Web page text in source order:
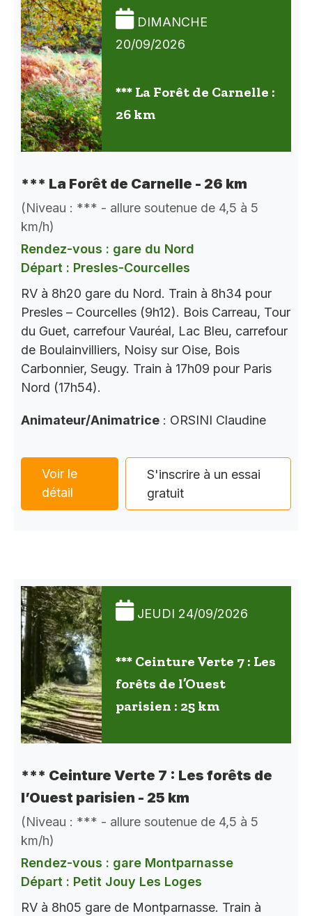
DIMANCHE
20/09/2026
*** La Forêt de Carnelle :
26 km
*** La Forêt de Carnelle - 26 km
(Niveau : *** - allure soutenue de 4,5 à 5
km/h)
Rendez-vous : gare du Nord
Départ : Presles-Courcelles
RV à 8h20 gare du Nord. Train à 8h34 pour
Presles – Courcelles (9h12). Bois Carreau, Tour
du Guet, carrefour Vauréal, Lac Bleu, carrefour
de Boulainvilliers, Noisy sur Oise, Bois
Carbonnier, Seugy. Train à 17h09 pour Paris
Nord (17h54).
Animateur/Animatrice : ORSINI Claudine
Voir le
détail
S'inscrire à un essai
gratuit
JEUDI 24/09/2026
*** Ceinture Verte 7 : Les
forêts de l’Ouest
parisien : 25 km
*** Ceinture Verte 7 : Les forêts de
l’Ouest parisien - 25 km
(Niveau : *** - allure soutenue de 4,5 à 5
km/h)
Rendez-vous : gare Montparnasse
Départ : Petit Jouy Les Loges
RV à 8h05 gare de Montparnasse. Train à